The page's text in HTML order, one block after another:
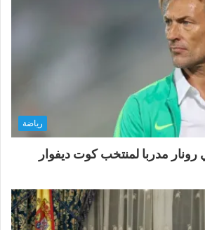
رياضة
مدربا لمنتخب كوت ديفوار